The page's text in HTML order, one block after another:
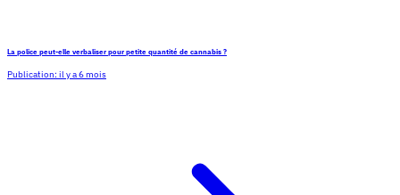
La police peut-elle verbaliser pour petite quantité de cannabis ?
Publication: il y a 6 mois